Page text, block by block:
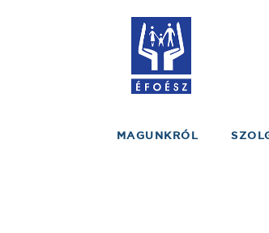
MAGUNKRÓL